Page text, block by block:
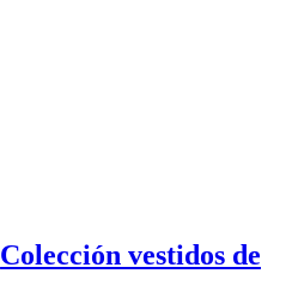
Colección vestidos de